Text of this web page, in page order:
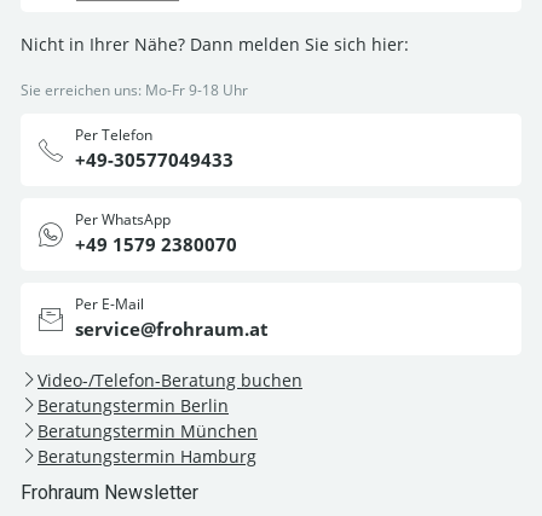
Nicht in Ihrer Nähe? Dann melden Sie sich hier:
Sie erreichen uns: Mo-Fr 9-18 Uhr
Per Telefon
+49-30577049433
Per WhatsApp
+49 1579 2380070
Per E-Mail
service@frohraum.at
Video-/Telefon-Beratung buchen
Beratungstermin Berlin
Beratungstermin München
Beratungstermin Hamburg
Frohraum Newsletter